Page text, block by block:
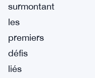
surmontant
les
premiers
défis
liés